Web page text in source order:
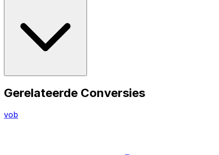
Gerelateerde Conversies
vob